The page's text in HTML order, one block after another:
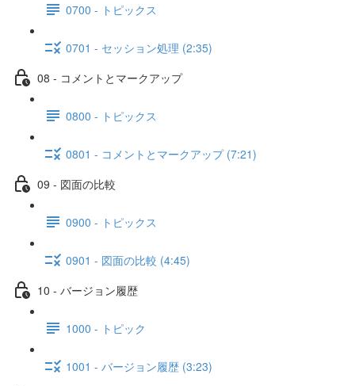
0700 - トピックス
0701 - セッション処理 (2:35)
08 - コメントとマークアップ
0800 - トピックス
0801 - コメントとマークアップ (7:21)
09 - 図面の比較
0900 - トピックス
0901 - 図面の比較 (4:45)
10 - バージョン履歴
1000 - トピック
1001 - バージョン履歴 (3:23)